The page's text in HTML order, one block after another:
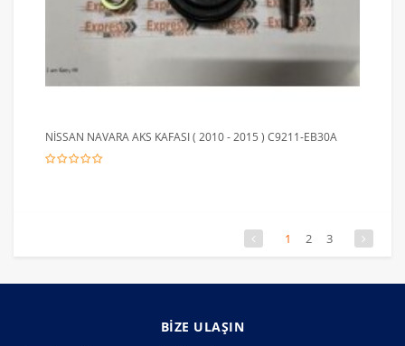
NİSSAN NAVARA AKS KAFASI ( 2010 - 2015 ) C9211-EB30A
1 2 3
BİZE ULAŞIN